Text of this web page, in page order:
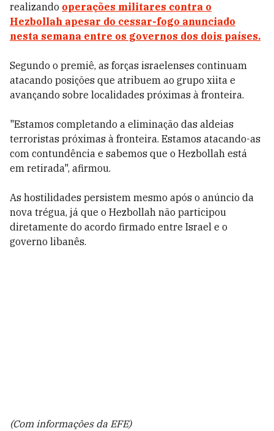
realizando operações militares contra o
Hezbollah apesar do cessar-fogo anunciado
nesta semana entre os governos dos dois países.
Segundo o premiê, as forças israelenses continuam
atacando posições que atribuem ao grupo xiita e
avançando sobre localidades próximas à fronteira.
"Estamos completando a eliminação das aldeias
terroristas próximas à fronteira. Estamos atacando-as
com contundência e sabemos que o Hezbollah está
em retirada", afirmou.
As hostilidades persistem mesmo após o anúncio da
nova trégua, já que o Hezbollah não participou
diretamente do acordo firmado entre Israel e o
governo libanês.
(Com informações da EFE)